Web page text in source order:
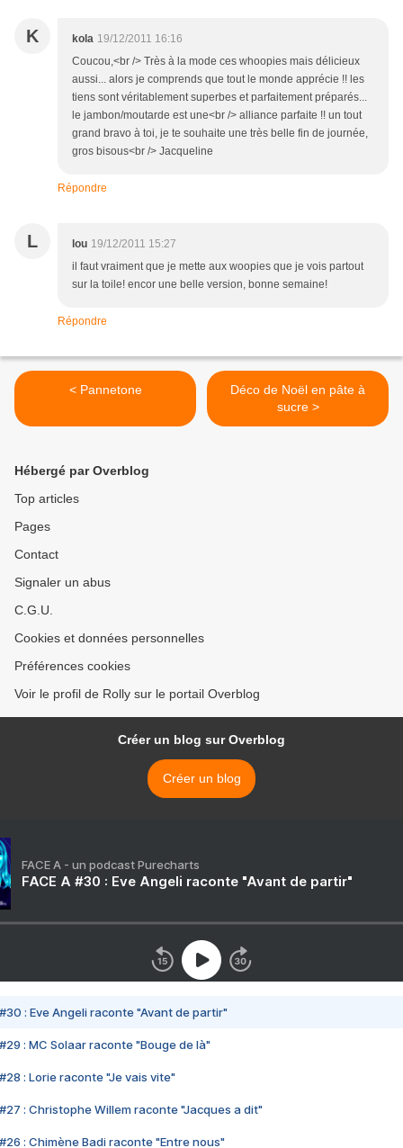
K kola 19/12/2011 16:16
Coucou,<br /> Très à la mode ces whoopies mais délicieux
aussi... alors je comprends que tout le monde apprécie !! les
tiens sont véritablement superbes et parfaitement préparés...
le jambon/moutarde est une<br /> alliance parfaite !! un tout
grand bravo à toi, je te souhaite une très belle fin de journée,
gros bisous<br /> Jacqueline
Répondre
L lou 19/12/2011 15:27
il faut vraiment que je mette aux woopies que je vois partout
sur la toile! encor une belle version, bonne semaine!
Répondre
< Pannetone
Déco de Noël en pâte à
sucre >
Hébergé par Overblog
Top articles
Pages
Contact
Signaler un abus
C.G.U.
Cookies et données personnelles
Préférences cookies
Voir le profil de Rolly sur le portail Overblog
Créer un blog sur Overblog
Créer un blog
FACE A - un podcast Purecharts
FACE A #30 : Eve Angeli raconte "Avant de partir"
#30 : Eve Angeli raconte "Avant de partir"
#29 : MC Solaar raconte "Bouge de là"
#28 : Lorie raconte "Je vais vite"
#27 : Christophe Willem raconte "Jacques a dit"
#26 : Chimène Badi raconte "Entre nous"